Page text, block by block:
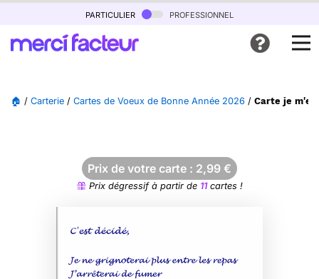
particulier professionnel
🏠 / Carterie / Cartes de Voeux de Bonne Année 2026 / Carte je
Prix de votre carte : 2,99 €
Prix dégressif à partir de 11cartes !